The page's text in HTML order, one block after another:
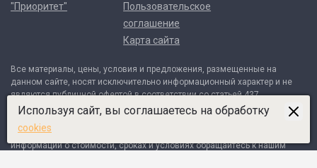
"Приоритет"
Пользовательское
соглашение
Карта сайта
Все материалы, цены, условия и предложения, размещенные на
данном сайте, носят исключительно информационный характер и не
являются публичной офертой в соответствии со статьей 437
Гражданского кодекса Российской Федерации. Договор может быть
и оформляется в письменном виде. Для получения точной
информации о стоимости, сроках и условиях обращайтесь к нашим
Используя сайт, вы соглашаетесь на обработку
cookies